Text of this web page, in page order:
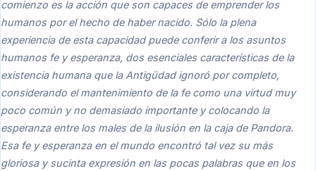
comienzo es la acción que son capaces de emprender los
humanos por el hecho de haber nacido. Sólo la plena
experiencia de esta capacidad puede conferir a los asuntos
humanos fe y esperanza, dos esenciales características de la
existencia humana que la Antigüdad ignoró por completo,
considerando el mantenimiento de la fe como una virtud muy
poco común y no demasiado importante y colocando la
esperanza entre los males de la ilusión en la caja de Pandora.
Esa fe y esperanza en el mundo encontró tal vez su más
gloriosa y sucinta expresión en las pocas palabras que en los